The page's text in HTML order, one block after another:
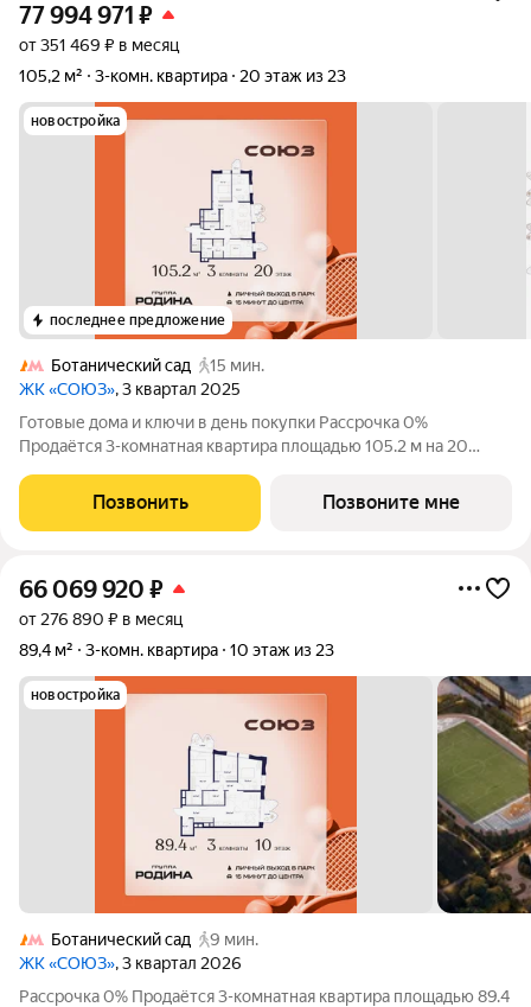
77 994 971 ₽
от 351 469 ₽ в месяц
105,2 м²
3-комн. квартира 20 этаж из 23
новостройка
последнее предложение
Ботанический сад
15 мин.
ЖК «СОЮЗ», 3 квартал 2025
Готовые дома и ключи в день покупки Рассрочка 0%
Продаётся 3-комнатная квартира площадью 105.2 м на 20
премиум-класса с рекордным количеством олимпийских
видов спорта: - Ледовая арена для хоккея
Позвонить Позвоните мне
66 069 920 ₽
от 276 890 ₽ в месяц
89,4 м²
3-комн. квартира 10 этаж из 23
новостройка
Ботанический сад
9 мин.
ЖК «СОЮЗ», 3 квартал 2026
Рассрочка 0% Продаётся 3-комнатная квартира площадью 89.4